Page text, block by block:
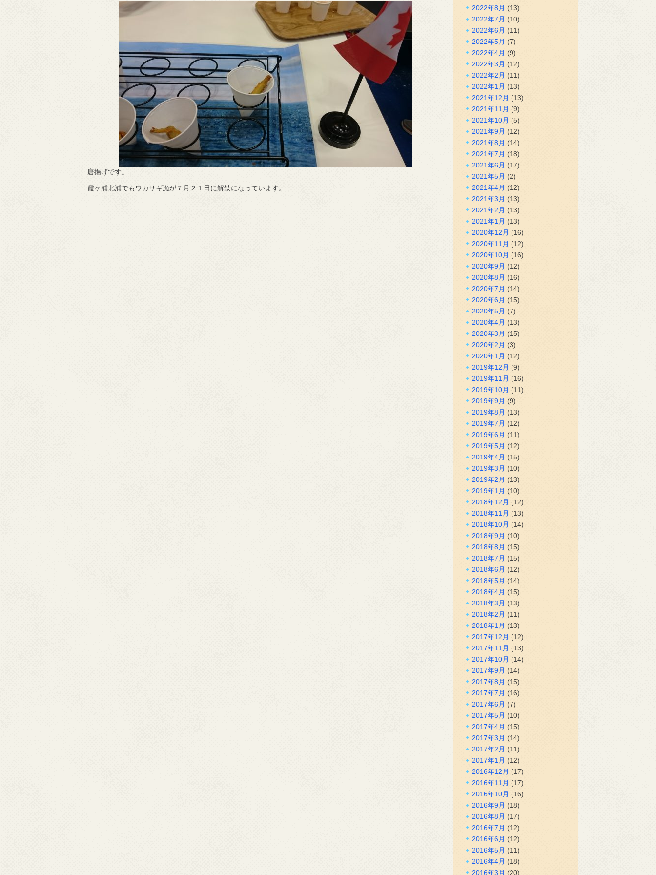
唐揚げです。
霞ヶ浦北浦でもワカサギ漁が７月２１日に解禁になっています。
2022年8月 (13)
2022年7月 (10)
2022年6月 (11)
2022年5月 (7)
2022年4月 (9)
2022年3月 (12)
2022年2月 (11)
2022年1月 (13)
2021年12月 (13)
2021年11月 (9)
2021年10月 (5)
2021年9月 (12)
2021年8月 (14)
2021年7月 (18)
2021年6月 (17)
2021年5月 (2)
2021年4月 (12)
2021年3月 (13)
2021年2月 (13)
2021年1月 (13)
2020年12月 (16)
2020年11月 (12)
2020年10月 (16)
2020年9月 (12)
2020年8月 (16)
2020年7月 (14)
2020年6月 (15)
2020年5月 (7)
2020年4月 (13)
2020年3月 (15)
2020年2月 (3)
2020年1月 (12)
2019年12月 (9)
2019年11月 (16)
2019年10月 (11)
2019年9月 (9)
2019年8月 (13)
2019年7月 (12)
2019年6月 (11)
2019年5月 (12)
2019年4月 (15)
2019年3月 (10)
2019年2月 (13)
2019年1月 (10)
2018年12月 (12)
2018年11月 (13)
2018年10月 (14)
2018年9月 (10)
2018年8月 (15)
2018年7月 (15)
2018年6月 (12)
2018年5月 (14)
2018年4月 (15)
2018年3月 (13)
2018年2月 (11)
2018年1月 (13)
2017年12月 (12)
2017年11月 (13)
2017年10月 (14)
2017年9月 (14)
2017年8月 (15)
2017年7月 (16)
2017年6月 (7)
2017年5月 (10)
2017年4月 (15)
2017年3月 (14)
2017年2月 (11)
2017年1月 (12)
2016年12月 (17)
2016年11月 (17)
2016年10月 (16)
2016年9月 (18)
2016年8月 (17)
2016年7月 (12)
2016年6月 (12)
2016年5月 (11)
2016年4月 (18)
2016年3月 (20)